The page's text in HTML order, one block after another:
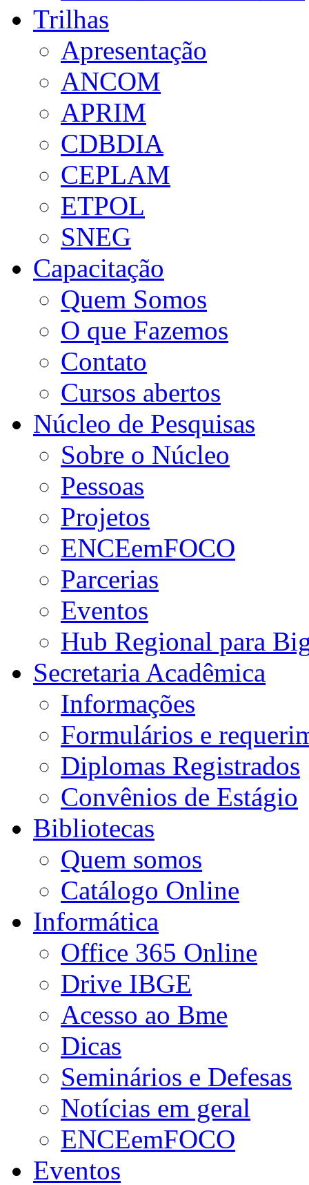
Trilhas
Apresentação
ANCOM
APRIM
CDBDIA
CEPLAM
ETPOL
SNEG
Capacitação
Quem Somos
O que Fazemos
Contato
Cursos abertos
Núcleo de Pesquisas
Sobre o Núcleo
Pessoas
Projetos
ENCEemFOCO
Parcerias
Eventos
Hub Regional para
Secretaria Acadêmica
Informações
Formulários e
Diplomas Registrados
Convênios de Estágio
Bibliotecas
Quem somos
Catálogo Online
Informática
Office 365 Online
Drive IBGE
Acesso ao Bme
Dicas
Seminários e Defesas
Notícias em geral
ENCEemFOCO
Eventos